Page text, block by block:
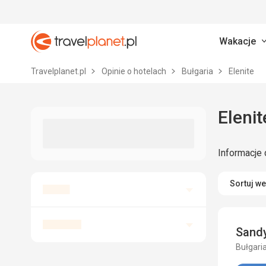
Travelplanet.pl
Wakacje
Travelplanet.pl Opinie o hotelach Bułgaria Elenite
Sortuj